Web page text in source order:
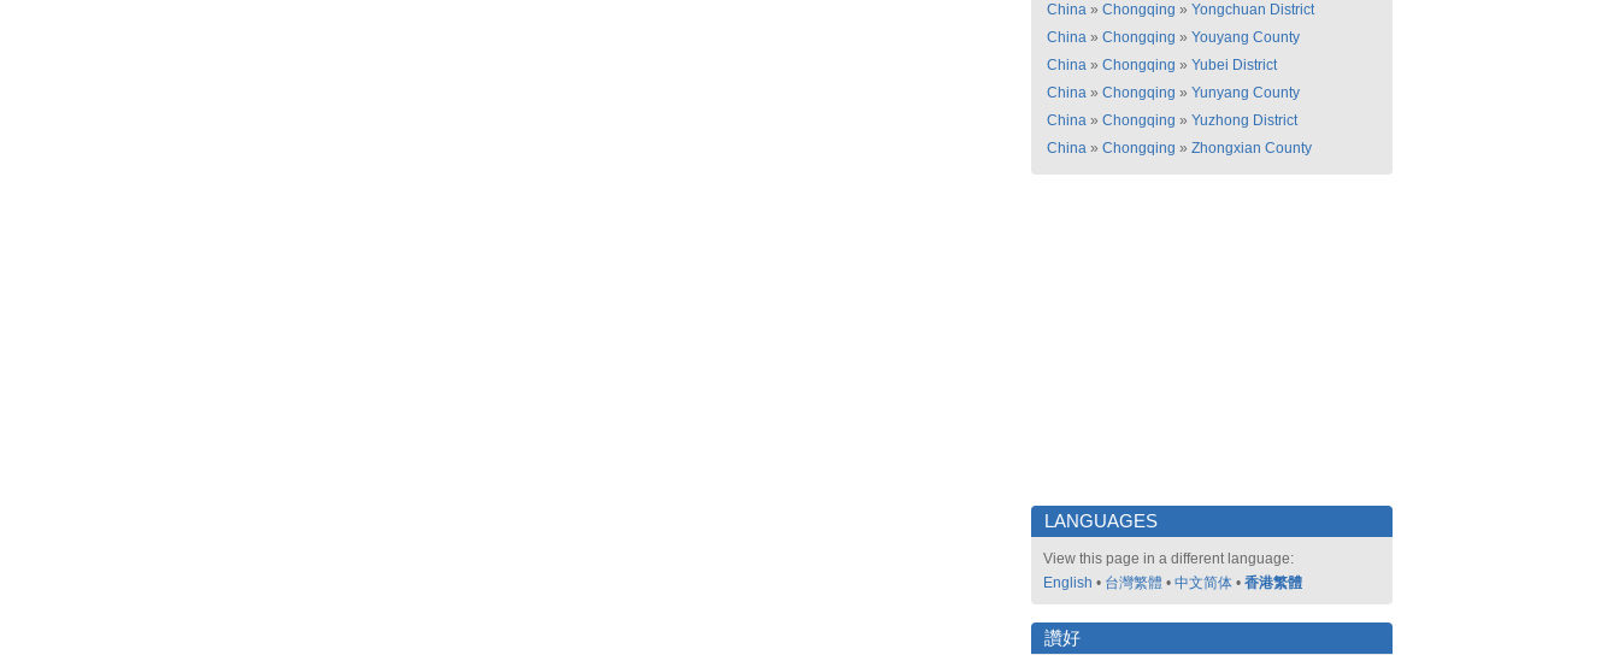
China » Chongqing » Yongchuan District
China » Chongqing » Youyang County
China » Chongqing » Yubei District
China » Chongqing » Yunyang County
China » Chongqing » Yuzhong District
China » Chongqing » Zhongxian County
LANGUAGES
View this page in a different language:
English • 台灣繁體 • 中文简体 • 香港繁體
讚好